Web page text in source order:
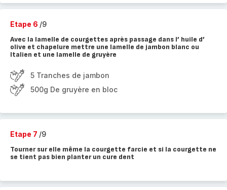
Etape 6 /9
Avec la lamelle de courgettes après passage dans l’ huile d’
olive et chapelure mettre une lamelle de jambon blanc ou
Italien et une lamelle de gruyère
5 Tranches de jambon
500g De gruyère en bloc
Etape 7 /9
Tourner sur elle même la courgette farcie et si la courgette ne
se tient pas bien planter un cure dent